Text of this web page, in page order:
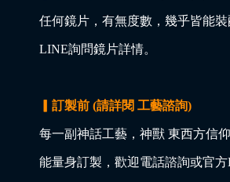
任何鏡片，有無度數，幾乎皆能
LINE詢問鏡片詳情。
▎訂製前 (請詳閱 工藝諮詢)
每一副神話工藝，神獸 東西方信
能量身訂製，歡迎電話諮詢或官